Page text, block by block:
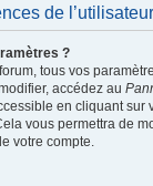
de l’utilisateur
?
tous vos
accédez au
en cliquant sur
vous permettra de
votre compte.